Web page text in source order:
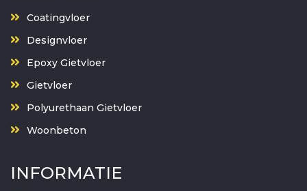
Coatingvloer
Designvloer
Epoxy Gietvloer
Gietvloer
Polyurethaan Gietvloer
Woonbeton
INFORMATIE